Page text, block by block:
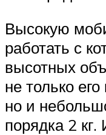
Высокую
работать с
высотных
не только
но и
порядка 2 кг.